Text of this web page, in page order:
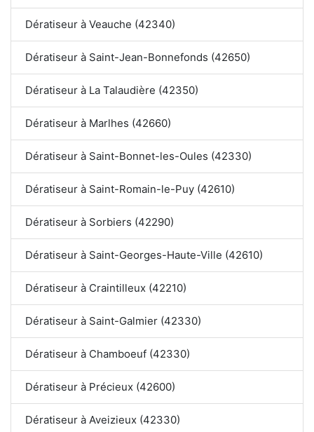
Dératiseur à Veauche (42340)
Dératiseur à Saint-Jean-Bonnefonds (42650)
Dératiseur à La Talaudière (42350)
Dératiseur à Marlhes (42660)
Dératiseur à Saint-Bonnet-les-Oules (42330)
Dératiseur à Saint-Romain-le-Puy (42610)
Dératiseur à Sorbiers (42290)
Dératiseur à Saint-Georges-Haute-Ville (42610)
Dératiseur à Craintilleux (42210)
Dératiseur à Saint-Galmier (42330)
Dératiseur à Chamboeuf (42330)
Dératiseur à Précieux (42600)
Dératiseur à Aveizieux (42330)